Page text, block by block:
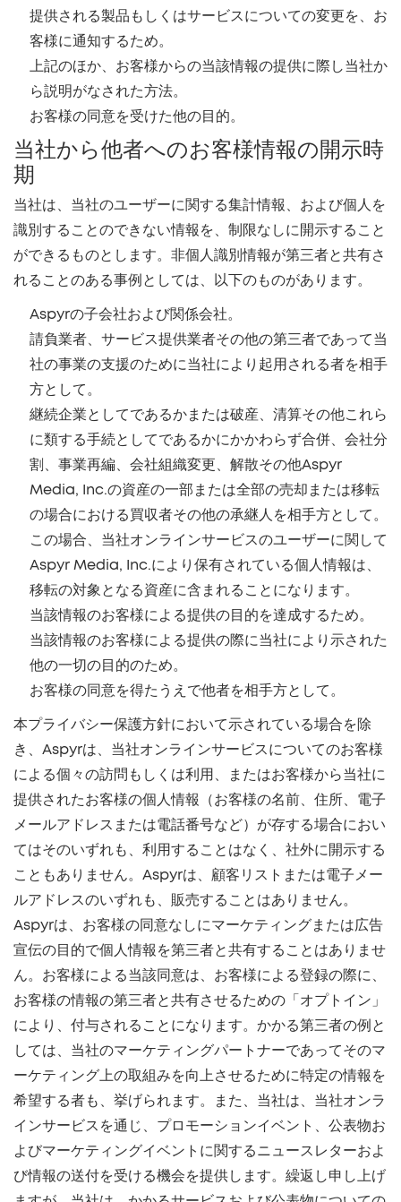
提供される製品もしくはサービスについての変更を、お
客様に通知するため。
上記のほか、お客様からの当該情報の提供に際し当社か
ら説明がなされた方法。
お客様の同意を受けた他の目的。
当社から他者へのお客様情報の開示時
期
当社は、当社のユーザーに関する集計情報、および個人を
識別することのできない情報を、制限なしに開示すること
ができるものとします。非個人識別情報が第三者と共有さ
れることのある事例としては、以下のものがあります。
Aspyrの子会社および関係会社。
請負業者、サービス提供業者その他の第三者であって当
社の事業の支援のために当社により起用される者を相手
方として。
継続企業としてであるかまたは破産、清算その他これら
に類する手続としてであるかにかかわらず合併、会社分
割、事業再編、会社組織変更、解散その他Aspyr
Media, Inc.の資産の一部または全部の売却または移転
の場合における買収者その他の承継人を相手方として。
この場合、当社オンラインサービスのユーザーに関して
Aspyr Media, Inc.により保有されている個人情報は、
移転の対象となる資産に含まれることになります。
当該情報のお客様による提供の目的を達成するため。
当該情報のお客様による提供の際に当社により示された
他の一切の目的のため。
お客様の同意を得たうえで他者を相手方として。
本プライバシー保護方針において示されている場合を除
き、Aspyrは、当社オンラインサービスについてのお客様
による個々の訪問もしくは利用、またはお客様から当社に
提供されたお客様の個人情報（お客様の名前、住所、電子
メールアドレスまたは電話番号など）が存する場合におい
てはそのいずれも、利用することはなく、社外に開示する
こともありません。Aspyrは、顧客リストまたは電子メー
ルアドレスのいずれも、販売することはありません。
Aspyrは、お客様の同意なしにマーケティングまたは広告
宣伝の目的で個人情報を第三者と共有することはありませ
ん。お客様による当該同意は、お客様による登録の際に、
お客様の情報の第三者と共有させるための「オプトイン」
により、付与されることになります。かかる第三者の例と
しては、当社のマーケティングパートナーであってそのマ
ーケティング上の取組みを向上させるために特定の情報を
希望する者も、挙げられます。また、当社は、当社オンラ
インサービスを通じ、プロモーションイベント、公表物お
よびマーケティングイベントに関するニュースレターおよ
び情報の送付を受ける機会を提供します。繰返し申し上げ